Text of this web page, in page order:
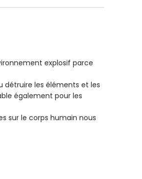
explosif parce
détruire les éléments et les
également pour les
sur le corps humain nous